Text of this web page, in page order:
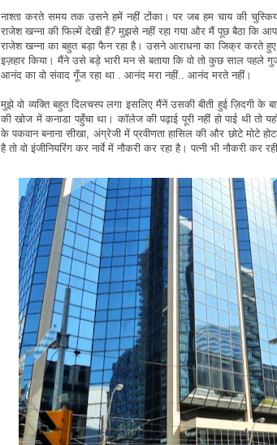
नाश्ता करते समय तक उसने हमें नहीं टोंका। पर जब हम चाय की
राजेश खन्ना की फिल्में देखी हैं? मुझसे नहीं रहा गया और मैं पूछ बैठा कि
राजेश खन्ना का बहुत बड़ा फैन रहा है। उसने आराधना का जिक्र करते हुए
इज़हार किया। मैंने उसे बड़े भारी मन से बताया कि वो तो कुछ साल
आनंद का वो संवाद गूँज रहा था . आनंद मरा नहीं.. आनंद मरते नहीं।
मुझे वो व्यक्ति बहुत दिलचस्प लगा इसलिए मैंनें उसकी बीती हुई ज़िदगी के
की खोज में कनाडा पहुँचा था। कॉलेज की पढ़ाई पूरी नहीं हो पाई थी तो
के पकवान बनाना सीखा, अंग्रेजी में प्रवीणता हासिल की और छोटे मोटे
है तो वो इंजीनियरिंग कर नार्वे में नौकरी कर रहा है। पत्नी भी नौकरी कर